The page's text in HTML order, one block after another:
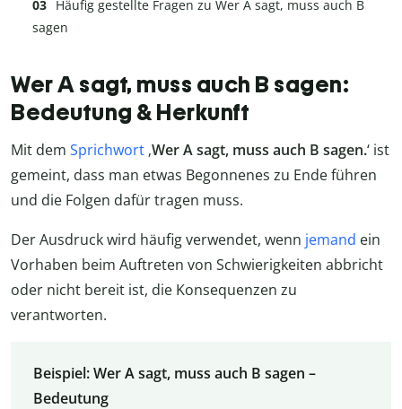
Häufig gestellte Fragen zu Wer A sagt, muss auch B
sagen
Wer A sagt, muss auch B sagen:
Bedeutung & Herkunft
Mit dem Sprichwort‚Wer A sagt, muss auch B sagen.‘ ist
gemeint, dass man etwas Begonnenes zu Ende führen
und die Folgen dafür tragen muss.
Der Ausdruck wird häufig verwendet, wenn jemand ein
Vorhaben beim Auftreten von Schwierigkeiten abbricht
oder nicht bereit ist, die Konsequenzen zu
verantworten.
Beispiel: Wer A sagt, muss auch B sagen –
Bedeutung